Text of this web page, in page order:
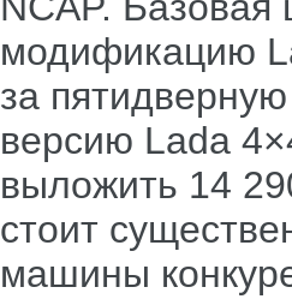
модификацию
за
версию Lada
выложить 14
стоит
машины